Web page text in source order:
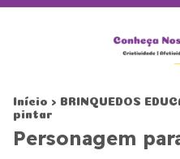
Início > BRINQUEDOS
pintar
Personagem